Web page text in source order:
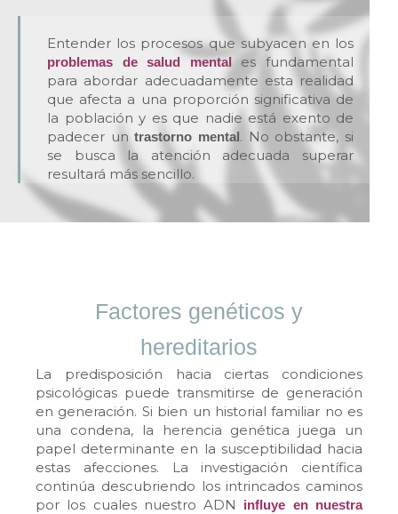
Entender los procesos que subyacen en los
problemas de salud mentales fundamental
para abordar adecuadamente esta realidad
que afecta a una proporción significativa de
la población y es que nadie está exento de
padecer un trastorno mental. No obstante, si
se busca la atención adecuada superar
resultará más sencillo.
Factores genéticos y
hereditarios
La predisposición hacia ciertas condiciones
psicológicas puede transmitirse de generación
en generación. Si bien un historial familiar no es
una condena, la herencia genética juega un
papel determinante en la susceptibilidad hacia
estas afecciones. La investigación científica
continúa descubriendo los intrincados caminos
por los cuales nuestro ADN
influye en nuestra